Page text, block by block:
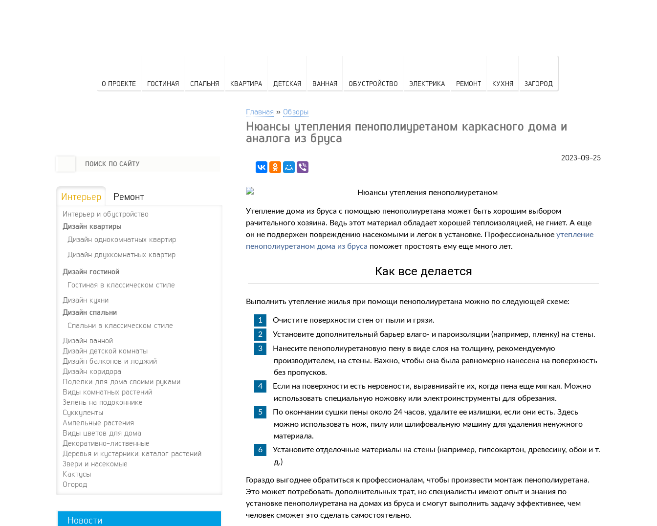
О ПРОЕКТЕ ГОСТИНАЯ СПАЛЬНЯ КВАРТИРА ДЕТСКАЯ ВАННАЯ ОБУСТРОЙСТВО ЭЛЕКТРИКА РЕМОНТ КУХНЯ ЗАГОРОД
Главная » Обзоры
Нюансы утепления пенополиуретаном каркасного дома и
аналога из бруса
2023-09-25
Утепление дома из бруса с помощью пенополиуретана может быть хорошим выбором
рачительного хозяина. Ведь этот материал обладает хорошей теплоизоляцией, не гниет. А еще
он не подвержен повреждению насекомыми и легок в установке. Профессиональноеутепление
пенополиуретаном дома из бруса поможет простоять ему еще много лет.
Как все делается
Выполнить утепление жилья при помощи пенополиуретана можно по следующей схеме:
Очистите поверхности стен от пыли и грязи.
Установите дополнительный барьер влаго- и пароизоляции (например, пленку) на стены.
Нанесите пенополиуретановую пену в виде слоя на толщину, рекомендуемую
производителем, на стены. Важно, чтобы она была равномерно нанесена на поверхность
без пропусков.
Если на поверхности есть неровности, выравнивайте их, когда пена еще мягкая. Можно
использовать специальную ножовку или электроинструменты для обрезания.
По окончании сушки пены около 24 часов, удалите ее излишки, если они есть. Здесь
можно использовать нож, пилу или шлифовальную машину для удаления ненужного
материала.
Установите отделочные материалы на стены (например, гипсокартон, древесину, обои и т.
д.)
Гораздо выгоднее обратиться к профессионалам, чтобы произвести монтаж пенополиуретана.
Это может потребовать дополнительных трат, но специалисты имеют опыт и знания по
установке пенополиуретана на домах из бруса и смогут выполнить задачу эффективнее, чем
человек сможет это сделать самостоятельно.
Интерьер Ремонт
Интерьер и обустройство
Дизайн квартиры
Дизайн однокомнатных квартир
Дизайн двухкомнатных квартир
Дизайн гостиной
Гостиная в классическом стиле
Дизайн кухни
Дизайн спальни
Спальни в классическом стиле
Дизайн ванной
Дизайн детской комнаты
Дизайн балконов и лоджий
Дизайн коридора
Поделки для дома своими руками
Виды комнатных растений
Зелень на подоконнике
Суккуленты
Ампельные растения
Виды цветов для дома
Декоративно-лиственные
Деревья и кустарники: каталог растений
Звери и насекомые
Кактусы
Огород
Новости